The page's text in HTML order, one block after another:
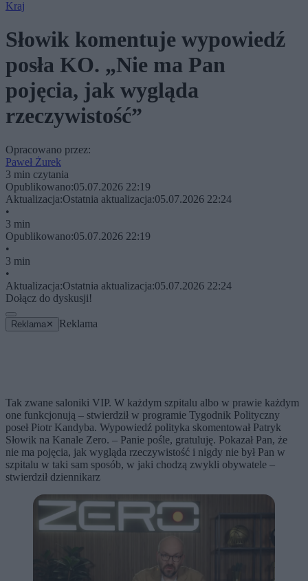
Kraj
Słowik komentuje wypowiedź
posła KO. „Nie ma Pan
pojęcia, jak wygląda
rzeczywistość”
Opracowano przez:
Paweł Żurek
3 min czytania
Opublikowano:05.07.2026 22:19
Aktualizacja:Ostatnia aktualizacja:05.07.2026 22:24
•
3 min
Opublikowano:05.07.2026 22:19
•
3 min
•
Aktualizacja:Ostatnia aktualizacja:05.07.2026 22:24
Dołącz do dyskusji!
Reklama ✕ Reklama
Tak zwane saloniki VIP. W każdym szpitalu albo w prawie każdym
one funkcjonują – stwierdził w programie Tygodnik Polityczny
poseł Piotr Kandyba. Wypowiedź polityka skomentował Patryk
Słowik na Kanale Zero. – Panie pośle, gratuluję. Pokazał Pan, że
nie ma pojęcia, jak wygląda rzeczywistość i nigdy nie był Pan w
szpitalu w taki sam sposób, w jaki chodzą zwykli obywatele –
stwierdził dziennikarz